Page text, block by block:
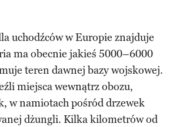
uchodźców w Europie znajduje
ma obecnie jakieś 5000–6000
teren dawnej bazy wojskowej.
miejsca wewnątrz obozu,
w namiotach pośród drzewek
dżungli. Kilka kilometrów od